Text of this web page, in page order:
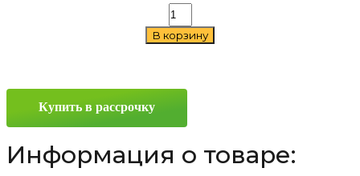
Количество
товара
LS
ET40
GMF
В корзину
Купить в рассрочку
Информация о товаре: